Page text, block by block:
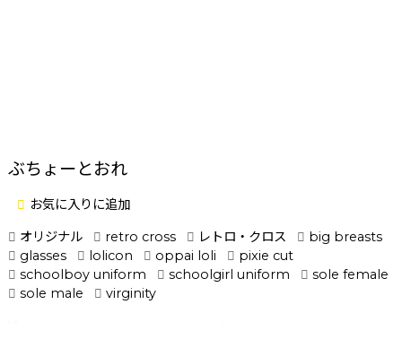
ぶちょーとおれ
お気に入りに追加
オリジナル
retro cross レトロ・クロス
big breasts
glasses
lolicon oppai loli
pixie cut
schoolboy uniform
schoolgirl uniform
sole female
sole male
virginity